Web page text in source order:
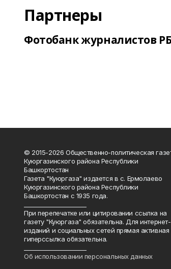
Партнеры
Фотобанк журналистов
© 2015-2026 Общественно-политическая
Куюргазинского района Республики
Башкортостан
Газета "Куюргаза" издается в с. Ермолаево
Куюргазинского района Республики
Башкортостан с 1935 года.
При перепечатке или цитировании ссылка на
газету "Куюргаза" обязательна. Для интернет-
изданий и социальных сетей прямая активная
гиперссылка обязательна.
Об использовании персональных данных